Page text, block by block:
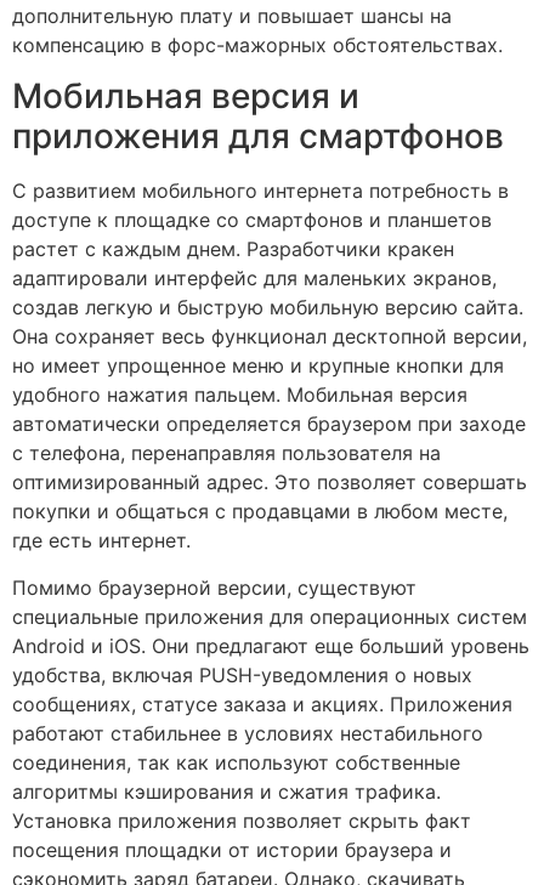
дополнительную плату и повышает шансы на
компенсацию в форс-мажорных обстоятельствах.
Мобильная версия и
приложения для смартфонов
С развитием мобильного интернета потребность в
доступе к площадке со смартфонов и планшетов
растет с каждым днем. Разработчики кракен
адаптировали интерфейс для маленьких экранов,
создав легкую и быструю мобильную версию сайта.
Она сохраняет весь функционал десктопной версии,
но имеет упрощенное меню и крупные кнопки для
удобного нажатия пальцем. Мобильная версия
автоматически определяется браузером при заходе
с телефона, перенаправляя пользователя на
оптимизированный адрес. Это позволяет совершать
покупки и общаться с продавцами в любом месте,
где есть интернет.
Помимо браузерной версии, существуют
специальные приложения для операционных систем
Android и iOS. Они предлагают еще больший уровень
удобства, включая PUSH-уведомления о новых
сообщениях, статусе заказа и акциях. Приложения
работают стабильнее в условиях нестабильного
соединения, так как используют собственные
алгоритмы кэширования и сжатия трафика.
Установка приложения позволяет скрыть факт
посещения площадки от истории браузера и
сэкономить заряд батареи. Однако, скачивать